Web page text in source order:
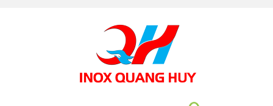
037 9377 888
Showroom Đồng Nai
Địa chỉ: 1066 - QL 51 Tổ 3- Ấp Đồng- Phước Tân-